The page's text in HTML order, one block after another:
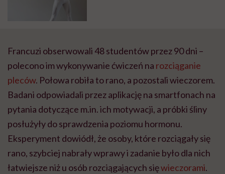
Francuzi obserwowali 48 studentów przez 90 dni –
polecono im wykonywanie ćwiczeń na rozciąganie
pleców. Połowa robiła to rano, a pozostali wieczorem.
Badani odpowiadali przez aplikację na smartfonach na
pytania dotyczące m.in. ich motywacji, a próbki śliny
posłużyły do sprawdzenia poziomu hormonu.
Eksperyment dowiódł, że osoby, które rozciągały się
rano, szybciej nabrały wprawy i zadanie było dla nich
łatwiejsze niż u osób rozciągających sięwieczorami.